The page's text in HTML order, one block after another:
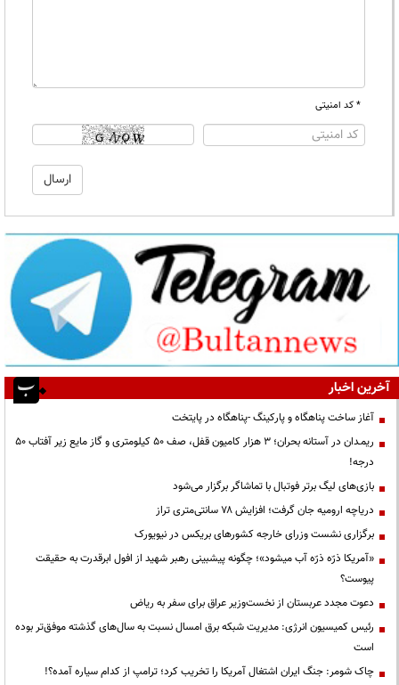
* کد امنیتی
آخرین اخبار
آغاز ساخت پناهگاه و پارکینگ -پناهگاه در پایتخت
ریمـدان در آستانه بحران؛ ۳ هزار کامیون قفل، صف ۵۰ کیلومتری و گاز مایع زیر آفتاب ۵۰
درجه!
بازی‌های لیگ برتر فوتبال با تماشاگر برگزار می‌شود
دریاچه ارومیه جان گرفت؛ افزایش ۷۸ سانتی‌متری تراز
برگزاری نشست وزرای خارجه کشورهای بریکس در نیویورک
«آمریکا ذرّه ذرّه آب میشود»؛ چگونه پیشبینی رهبر شهید از افول ابرقدرت به حقیقت
پیوست؟
دعوت مجدد عربستان از نخست‌وزیر عراق برای سفر به ریاض
رئیس کمیسیون انرژی: مدیریت شبکه برق امسال نسبت به سال‌های گذشته موفق‌تر بوده
است
چاک شومر: جنگ ایران اشتغال آمریکا را تخریب کرد؛ ترامپ از کدام سیاره آمده؟!